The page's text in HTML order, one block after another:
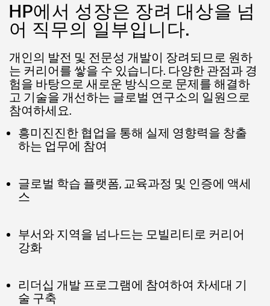
HP에서 성장은 장려 대상을 넘
어 직무의 일부입니다.
개인의 발전 및 전문성 개발이 장려되므로 원하
는 커리어를 쌓을 수 있습니다. 다양한 관점과 경
험을 바탕으로 새로운 방식으로 문제를 해결하
고 기술을 개선하는 글로벌 연구소의 일원으로
참여하세요.
흥미진진한 협업을 통해 실제 영향력을 창출
하는 업무에 참여
글로벌 학습 플랫폼, 교육과정 및 인증에 액세
스
부서와 지역을 넘나드는 모빌리티로 커리어
강화
리더십 개발 프로그램에 참여하여 차세대 기
술 구축